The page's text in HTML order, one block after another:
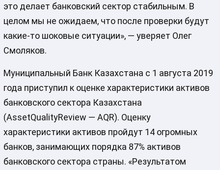
это делает банковский сектор стабильным. В
целом мы не ожидаем, что после проверки будут
какие-то шоковые ситуации», — уверяет Олег
Смоляков.
Муниципальный Банк Казахстана с 1 августа 2019
года приступил к оценке характеристики активов
банковского сектора Казахстана
(AssetQualityReview — AQR). Оценку
характеристики активов пройдут 14 огромных
банков, занимающих порядка 87% активов
банковского сектора страны. «Результатом